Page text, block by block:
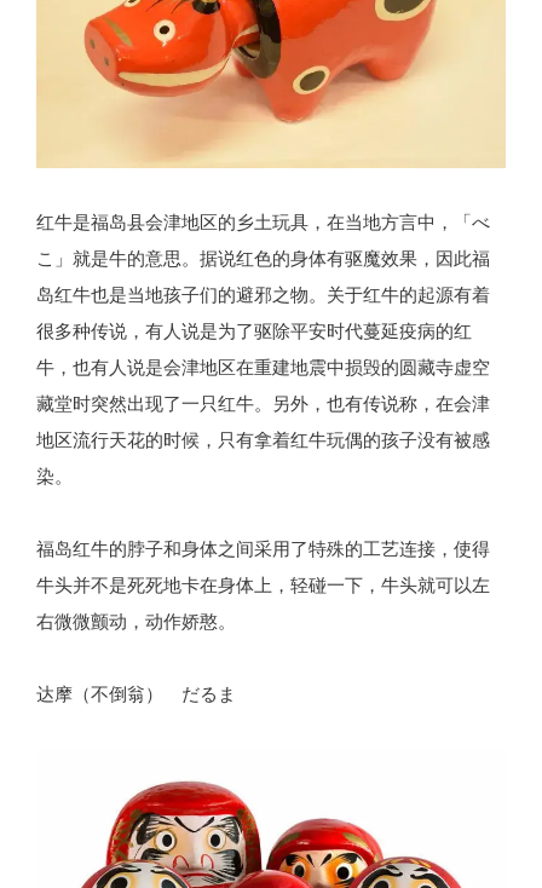
红牛是福岛县会津地区的乡土玩具，在当地方言中，「べ
こ」就是牛的意思。据说红色的身体有驱魔效果，因此福
岛红牛也是当地孩子们的避邪之物。关于红牛的起源有着
很多种传说，有人说是为了驱除平安时代蔓延疫病的红
牛，也有人说是会津地区在重建地震中损毁的圆藏寺虚空
藏堂时突然出现了一只红牛。另外，也有传说称，在会津
地区流行天花的时候，只有拿着红牛玩偶的孩子没有被感
染。
福岛红牛的脖子和身体之间采用了特殊的工艺连接，使得
牛头并不是死死地卡在身体上，轻碰一下，牛头就可以左
右微微颤动，动作娇憨。
达摩（不倒翁） だるま